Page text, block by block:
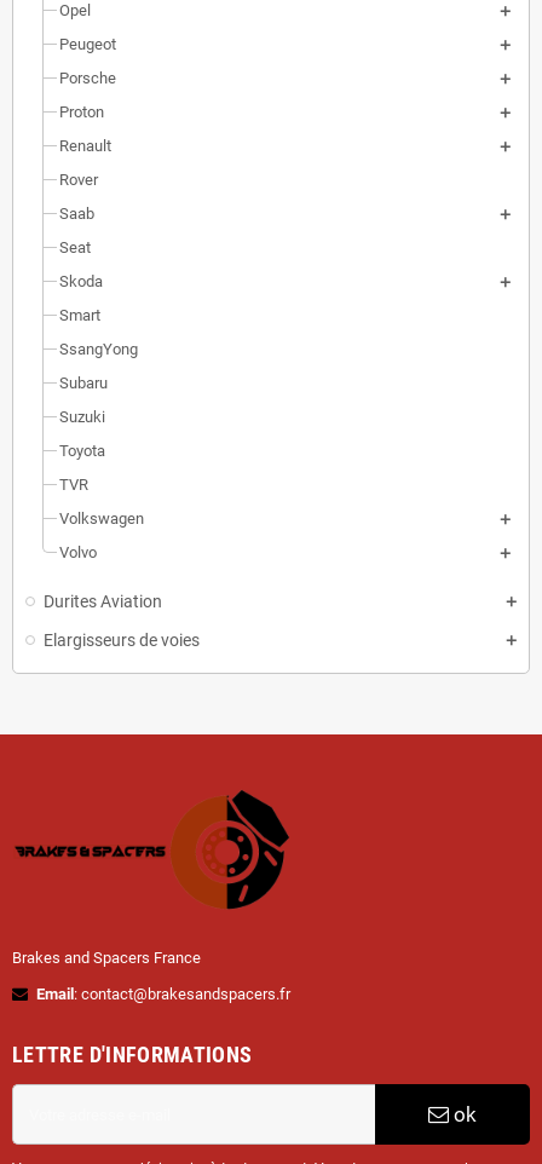
Opel
Peugeot
Porsche
Proton
Renault
Rover
Saab
Seat
Skoda
Smart
SsangYong
Subaru
Suzuki
Toyota
TVR
Volkswagen
Volvo
Durites Aviation
Elargisseurs de voies
Brakes and Spacers France
Email : contact@brakesandspacers.fr
LETTRE D'INFORMATIONS
ok